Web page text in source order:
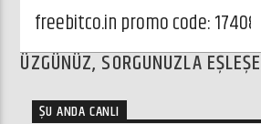
ÜZGÜNÜZ, SORGUNUZLA
ŞU ANDA CANLI